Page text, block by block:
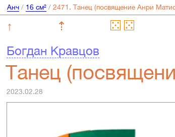
Анч/ 16 см²/
↑ ⇡
Богдан Кравцов
Танец
2023.02.28